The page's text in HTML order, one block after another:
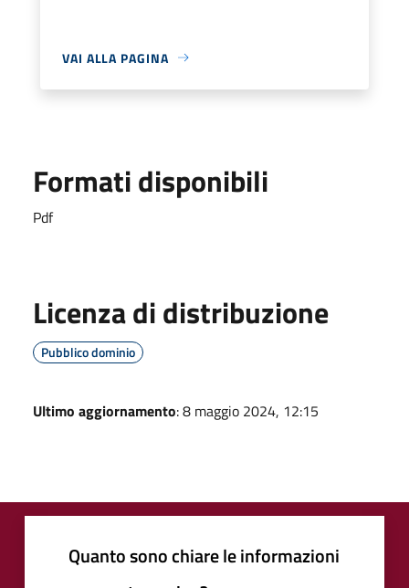
VAI ALLA PAGINA
Formati disponibili
Pdf
Licenza di distribuzione
Pubblico dominio
Ultimo aggiornamento: 8 maggio 2024, 12:15
Quanto sono chiare le informazioni